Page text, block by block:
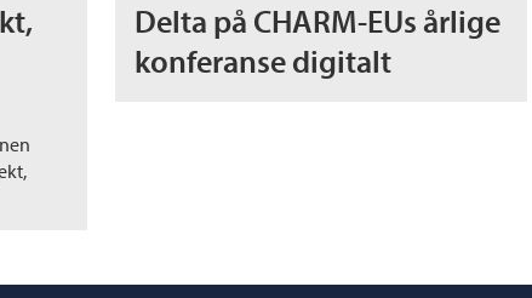
Delta på CHARM-EUs årlige
konferanse digitalt